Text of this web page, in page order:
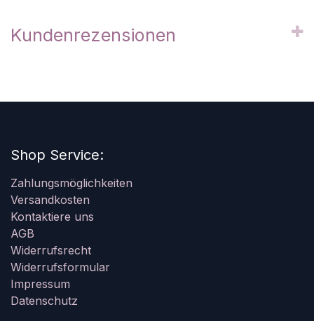
Kundenrezensionen
Shop Service:
Zahlungsmöglichkeiten
Versandkosten
Kontaktiere uns
AGB
Widerrufsrecht
Widerrufsformular
Impressum
Datenschutz